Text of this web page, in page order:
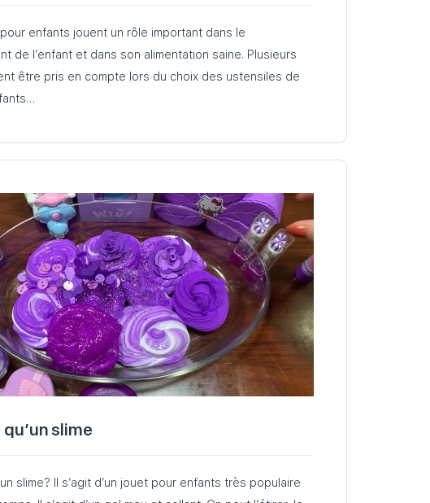
pour enfants jouent un rôle important dans le
de l’enfant et dans son alimentation saine. Plusieurs
être pris en compte lors du choix des ustensiles de
slime
slime? Il s’agit d’un jouet pour enfants très populaire